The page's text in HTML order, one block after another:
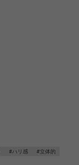
#ハリ感
#立体的